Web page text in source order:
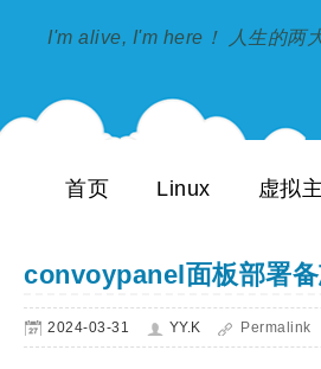
I'm alive, I'm here！ 人生的两
首页 Linux 虚拟
convoypanel面板部署
2024-03-31 YY.K Permalink